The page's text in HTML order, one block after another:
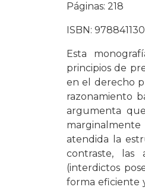
Páginas: 218
ISBN:
Esta
principios de
en el derecho
razonamiento
argumenta
atendida la
contraste, las
(interdictos
forma eficiente